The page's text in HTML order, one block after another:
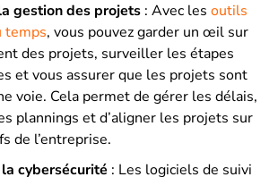
gestion des projets : Avec les outils
temps, vous pouvez garder un œil sur
des projets, surveiller les étapes
et vous assurer que les projets sont
voie. Cela permet de gérer les délais,
plannings et d’aligner les projets sur
de l’entreprise.
cybersécurité : Les logiciels de suivi